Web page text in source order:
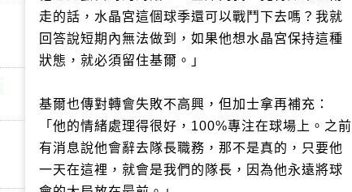
走的話，水晶宮這個球季還可以戰鬥下去嗎？我就
回答說短期內無法做到，如果他想水晶宮保持這種
狀態，就必須留住基爾。」
基爾也傳對轉會失敗不高興，但加士拿再補充：
「他的情緒處理得很好，100%專注在球場上。之前
有消息說他會辭去隊長職務，那不是真的，只要他
一天在這裡，就會是我們的隊長，因為他永遠將球